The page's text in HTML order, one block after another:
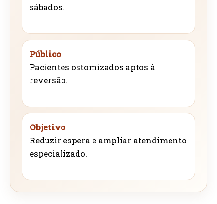
sábados.
Público
Pacientes ostomizados aptos à
reversão.
Objetivo
Reduzir espera e ampliar atendimento
especializado.